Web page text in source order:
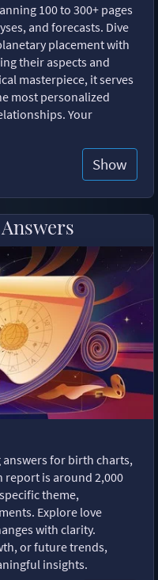
100 to 300+ pages
and forecasts. Dive
placement with
their aspects and
masterpiece, it serves
most personalized
Your
Show
for birth charts,
report is around 2,000
theme,
Explore love
with clarity.
or future trends,
insights.